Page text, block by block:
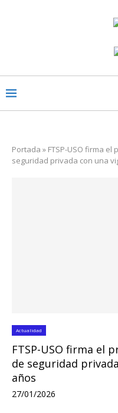
Portada » FTSP-USO firma
seguridad privada con una
Actualidad
FTSP-USO firma el
de seguridad
años
27/01/2026